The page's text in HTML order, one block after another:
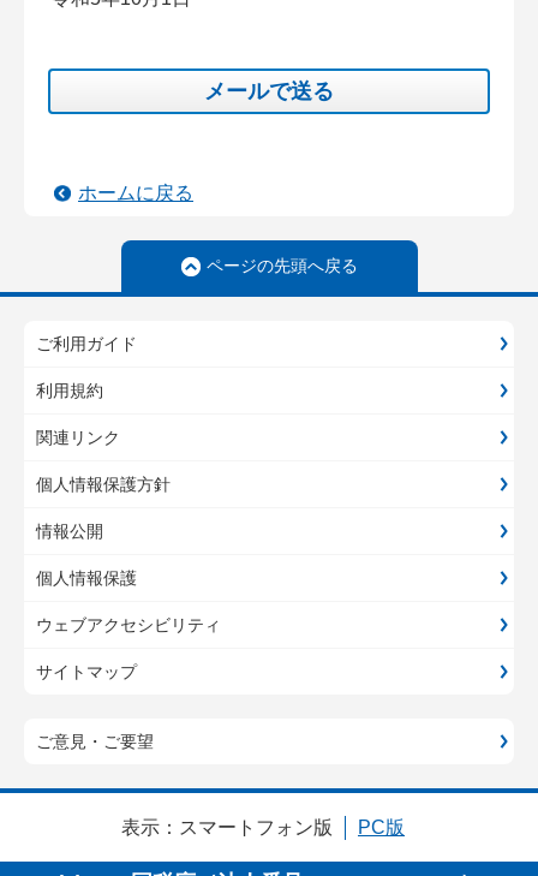
メールで送る
ホームに戻る
ページの先頭へ戻る
ご利用ガイド
利用規約
関連リンク
個人情報保護方針
情報公開
個人情報保護
ウェブアクセシビリティ
サイトマップ
ご意見・ご要望
表示： スマートフォン版 PC版